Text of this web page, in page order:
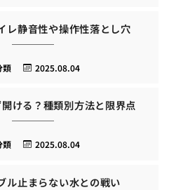
レ静音性や操作性落とし穴
2025.08.04
類
ける？種類別方法と限界点
2025.08.04
類
ル止まらない水との戦い